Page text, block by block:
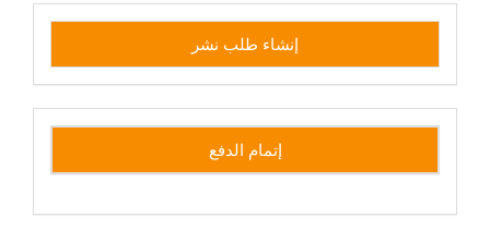
إنشاء
طلب
نشر
إنشاء طلب نشر
side
إتمام الدفع